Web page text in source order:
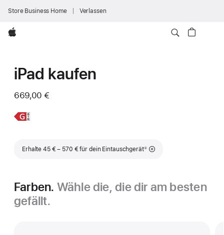
Store Business Home Verlassen
Apple
iPad kaufen
669,00 €
Weitere
Erhalte 45 € – 570 € für dein Eintauschgerät
Fußnote
①
Farben. Wähle die, die dir am besten
gefällt.